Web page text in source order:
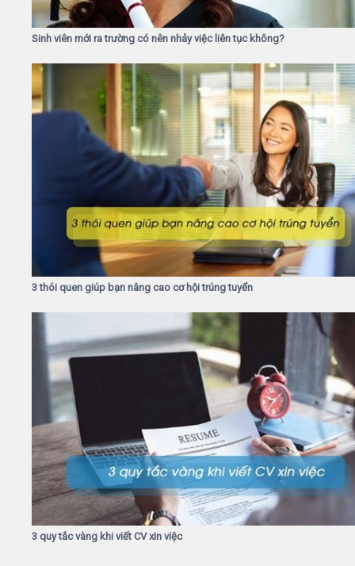
Sinh viên mới ra trường có nên nhảy việc liên tục không?
3 thói quen giúp bạn nâng cao cơ hội trúng tuyển
3 quy tắc vàng khi viết CV xin việc